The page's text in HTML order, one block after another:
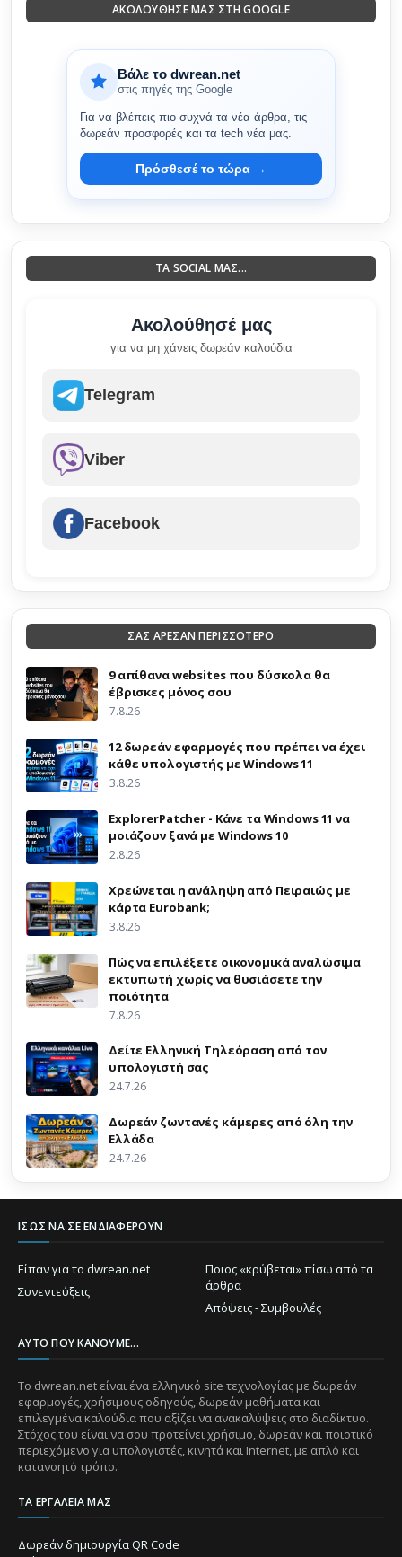
ΑΚΟΛΟΎΘΗΣΈ ΜΑΣ ΣΤΗ GOOGLE
Βάλε το dwrean.net
στις πηγές της Google
Για να βλέπεις πιο συχνά τα νέα άρθρα, τις
δωρεάν προσφορές και τα tech νέα μας.
Πρόσθεσέ το τώρα →
ΤΑ SOCIAL ΜΑΣ...
Ακολούθησέ μας
για να μη χάνεις δωρεάν καλούδια
Telegram
Viber
Facebook
ΣΑΣ ΑΡΕΣΑΝ ΠΕΡΙΣΣΟΤΕΡΟ
9 απίθανα websites που δύσκολα θα
έβρισκες μόνος σου
7.8.26
12 δωρεάν εφαρμογές που πρέπει να έχει
κάθε υπολογιστής με Windows 11
3.8.26
ExplorerPatcher - Κάνε τα Windows 11 να
μοιάζουν ξανά με Windows 10
2.8.26
Χρεώνεται η ανάληψη από Πειραιώς με
κάρτα Eurobank;
3.8.26
Πώς να επιλέξετε οικονομικά αναλώσιμα
εκτυπωτή χωρίς να θυσιάσετε την
ποιότητα
7.8.26
Δείτε Ελληνική Τηλεόραση από τον
υπολογιστή σας
24.7.26
Δωρεάν ζωντανές κάμερες από όλη την
Ελλάδα
24.7.26
ΊΣΩΣ ΝΑ ΣΕ ΕΝΔΙΑΦΈΡΟΥΝ
Είπαν για το dwrean.net
Ποιος «κρύβεται» πίσω από τα
άρθρα
Συνεντεύξεις
Απόψεις - Συμβουλές
ΑΥΤΌ ΠΟΥ ΚΆΝΟΥΜΕ...
Το dwrean.net είναι ένα ελληνικό site τεχνολογίας με δωρεάν
εφαρμογές, χρήσιμους οδηγούς, δωρεάν μαθήματα και
επιλεγμένα καλούδια που αξίζει να ανακαλύψεις στο διαδίκτυο.
Στόχος του είναι να σου προτείνει χρήσιμο, δωρεάν και ποιοτικό
περιεχόμενο για υπολογιστές, κινητά και Internet, με απλό και
κατανοητό τρόπο.
ΤΑ ΕΡΓΑΛΕΊΑ ΜΑΣ
Δωρεάν δημιουργία QR Code